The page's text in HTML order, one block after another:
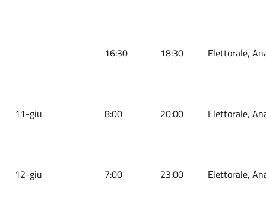
16:30 18:30 Elettorale,
11-giu 8:00 20:00 Elettorale,
12-giu 7:00 23:00 Elettorale,